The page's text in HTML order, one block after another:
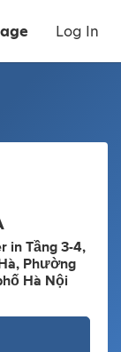
Log In
in Tầng 3-4,
Phường
Hà Nội